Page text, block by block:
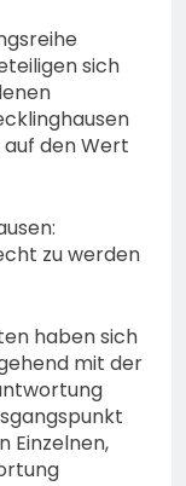
sich
den Wert
zu werden
haben sich
mit der
Einzelnen,